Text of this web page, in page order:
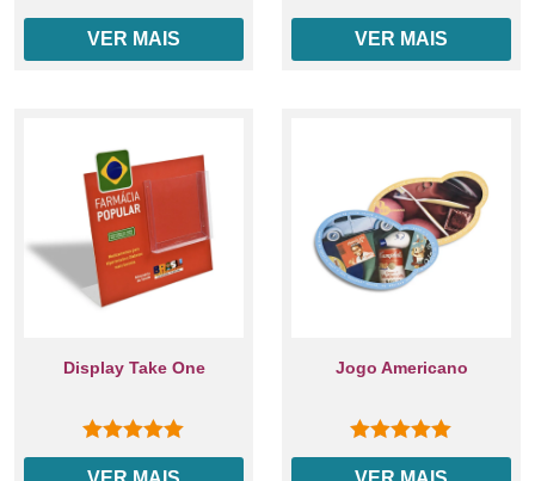
0out of 5
VER MAIS
0out of 5
VER MAIS
Display Take One
0out of 5
Jogo Americano
0out of 5